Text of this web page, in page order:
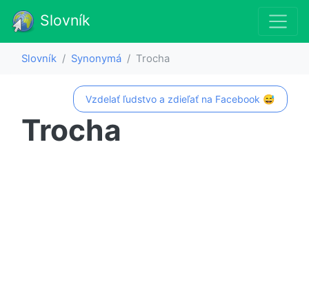
Slovník
Slovník Synonymá Trocha
Vzdelať ľudstvo a zdieľať na Facebook 😅
Trocha